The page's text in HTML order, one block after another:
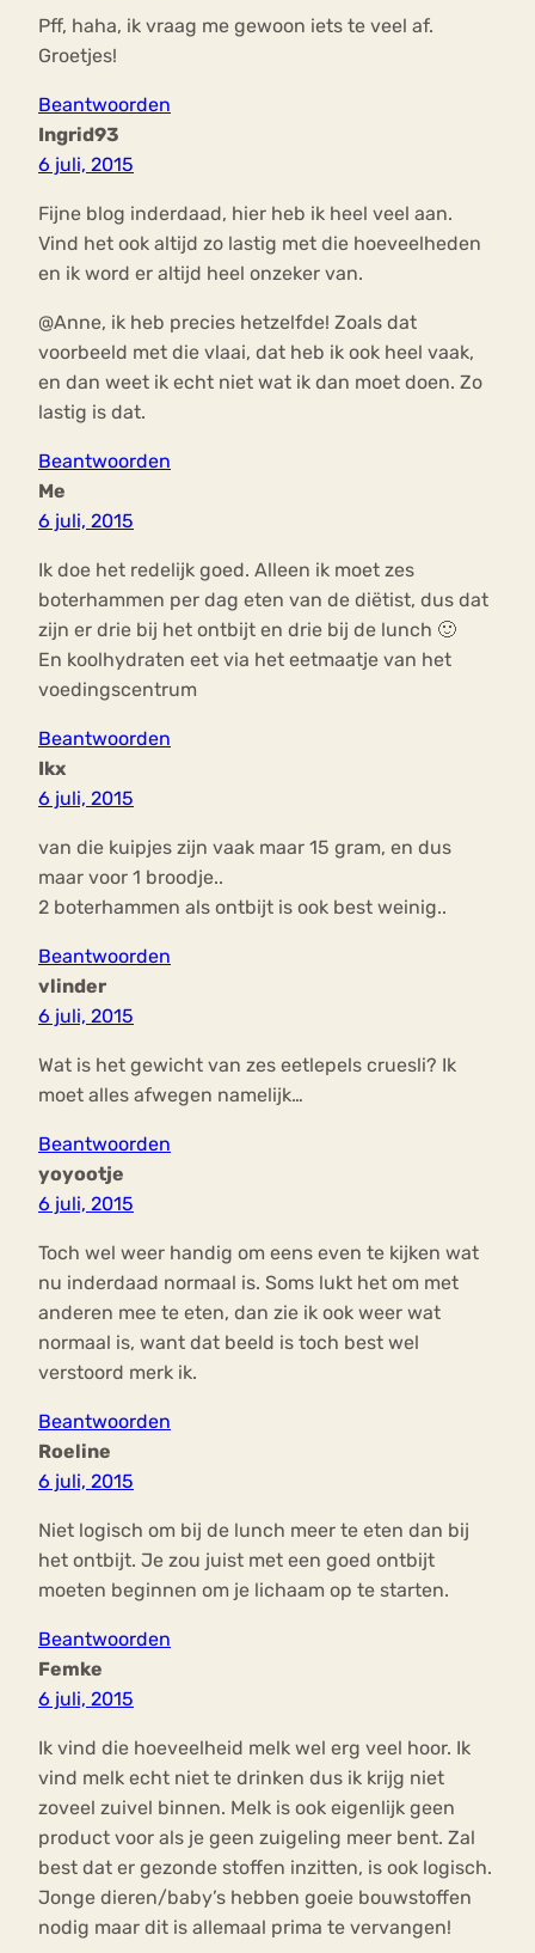
Pff, haha, ik vraag me gewoon iets te veel af.
Groetjes!
Beantwoorden
Ingrid93
6 juli, 2015
Fijne blog inderdaad, hier heb ik heel veel aan.
Vind het ook altijd zo lastig met die hoeveelheden
en ik word er altijd heel onzeker van.
@Anne, ik heb precies hetzelfde! Zoals dat
voorbeeld met die vlaai, dat heb ik ook heel vaak,
en dan weet ik echt niet wat ik dan moet doen. Zo
lastig is dat.
Beantwoorden
Me
6 juli, 2015
Ik doe het redelijk goed. Alleen ik moet zes
boterhammen per dag eten van de diëtist, dus dat
zijn er drie bij het ontbijt en drie bij de lunch 🙂
En koolhydraten eet via het eetmaatje van het
voedingscentrum
Beantwoorden
Ikx
6 juli, 2015
van die kuipjes zijn vaak maar 15 gram, en dus
maar voor 1 broodje..
2 boterhammen als ontbijt is ook best weinig..
Beantwoorden
vlinder
6 juli, 2015
Wat is het gewicht van zes eetlepels cruesli? Ik
moet alles afwegen namelijk…
Beantwoorden
yoyootje
6 juli, 2015
Toch wel weer handig om eens even te kijken wat
nu inderdaad normaal is. Soms lukt het om met
anderen mee te eten, dan zie ik ook weer wat
normaal is, want dat beeld is toch best wel
verstoord merk ik.
Beantwoorden
Roeline
6 juli, 2015
Niet logisch om bij de lunch meer te eten dan bij
het ontbijt. Je zou juist met een goed ontbijt
moeten beginnen om je lichaam op te starten.
Beantwoorden
Femke
6 juli, 2015
Ik vind die hoeveelheid melk wel erg veel hoor. Ik
vind melk echt niet te drinken dus ik krijg niet
zoveel zuivel binnen. Melk is ook eigenlijk geen
product voor als je geen zuigeling meer bent. Zal
best dat er gezonde stoffen inzitten, is ook logisch.
Jonge dieren/baby’s hebben goeie bouwstoffen
nodig maar dit is allemaal prima te vervangen!